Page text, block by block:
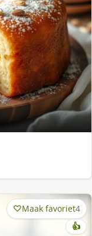
Maak favoriet4
👍